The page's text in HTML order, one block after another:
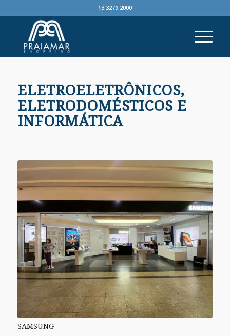
13 3279.2000
ELETROELETRÔNICOS,
ELETRODOMÉSTICOS E
INFORMÁTICA
SAMSUNG